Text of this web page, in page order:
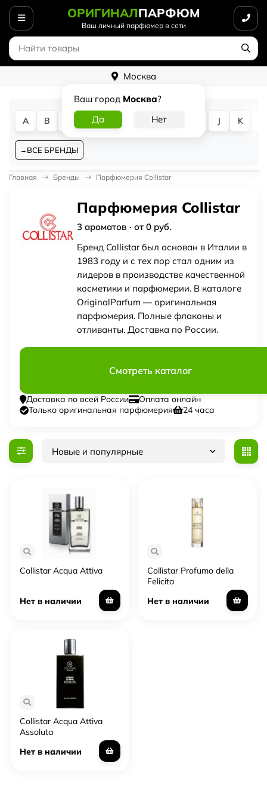
ОРИГИНАЛПАРФЮМ
Ваш личный парфюмер в сети
Москва
Ваш город Москва?
A B D G J K
ВСЕ БРЕНДЫ
Главная Бренды Парфюмерия Collistar
Парфюмерия Collistar
3 ароматов · от 0 руб.
Бренд Collistar был основан в Италии в
1983 году и с тех пор стал одним из
лидеров в производстве качественной
косметики и парфюмерии. В каталоге
OriginalParfum — оригинальная
парфюмерия. Полные флаконы и
отливанты. Доставка по России.
Смотреть каталог
Доставка по всей России
Оплата онлайн
Только оригинальная парфюмерия
24 часа
Новые и популярные
Collistar Acqua Attiva
Нет в наличии
Collistar Profumo della
Felicita
Нет в наличии
Collistar Acqua Attiva
Assoluta
Нет в наличии